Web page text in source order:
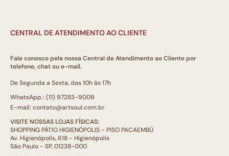
CENTRAL DE ATENDIMENTO AO CLIENTE
Fale conosco pela nossa Central de Atendimento ao Cliente por
telefone, chat ou e-mail.
De Segunda a Sexta, das 10h às 17h
WhatsApp.: (11) 97283-9009
E-mail: contato@artsoul.com.br
VISITE NOSSAS LOJAS FÍSICAS:
SHOPPING PÁTIO HIGIENÓPOLIS - PISO PACAEMBÚ
Av. Higienópolis, 618 - Higienópolis
São Paulo - SP, 01238-000